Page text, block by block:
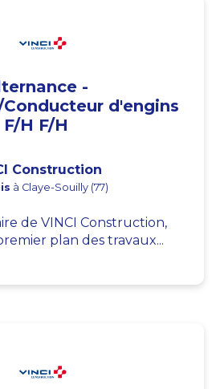
-
d'engins
F/H F/H
Construction
à Claye-Souilly (77)
de VINCI Construction,
plan des travaux...